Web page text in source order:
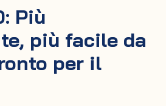
Più
più facile da
per il